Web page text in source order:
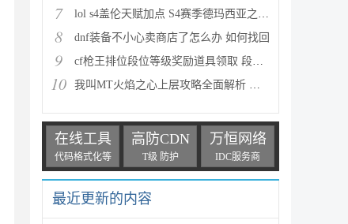
7 lol s4盖伦天赋加点 S4赛季德玛西亚之力符文与出装推
8 dnf装备不小心卖商店了怎么办 如何找回
9 cf枪王排位段位等级奖励道具领取 段位等级奖励大全
10 我叫MT火焰之心上层攻略全面解析 挑战拉格罗斯
在线工具
代码格式化等
高防CDN
T级 防护
万恒网络
IDC服务商
最近更新的内容